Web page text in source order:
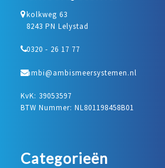
kolkweg 63
8243 PN Lelystad
0320 - 26 17 77
ambi@ambismeersystemen.nl
KvK: 39053597
BTW Nummer: NL801198458B01
Categorieën